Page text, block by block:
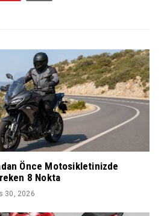
Önce Motosikletinizde
8 Nokta
30, 2026